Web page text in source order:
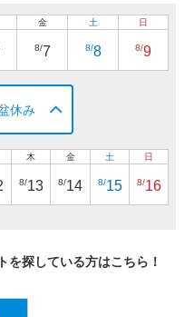
金
8/7
土
8/8
日
8/9
休み
木
8/13
金
8/14
土
8/15
日
8/16
を探している方はこちら！